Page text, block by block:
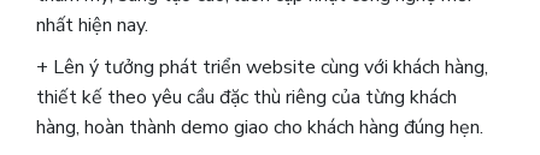
nhất hiện nay.
+ Lên ý tưởng phát triển website cùng với khách hàng,
thiết kế theo yêu cầu đặc thù riêng của từng khách
hàng, hoàn thành demo giao cho khách hàng đúng hẹn.